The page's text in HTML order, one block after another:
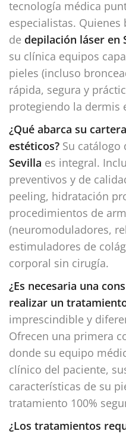
tecnología médica
especialistas.
de depilación láser en
su clínica equipos
pieles (incluso
rápida, segura y
protegiendo la dermis
¿Qué abarca su
estéticos? Su catálogo
Sevilla es integral.
preventivos y de
peeling, hidratación
procedimientos de
(neuromoduladores,
estimuladores de
corporal sin cirugía.
¿Es necesaria una
realizar un
imprescindible y
Ofrecen una primera
donde su equipo
clínico del paciente,
características de su
tratamiento 100%
¿Los tratamientos